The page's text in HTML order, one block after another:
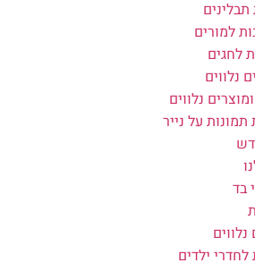
למורים
לחגים
נלווים
נלווים
על נייר
בד
לחדרי ילדים